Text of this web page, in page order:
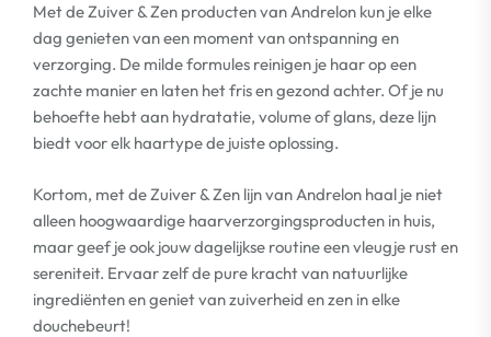
Met de Zuiver & Zen producten van Andrelon kun je elke
dag genieten van een moment van ontspanning en
verzorging. De milde formules reinigen je haar op een
zachte manier en laten het fris en gezond achter. Of je nu
behoefte hebt aan hydratatie, volume of glans, deze lijn
biedt voor elk haartype de juiste oplossing.
Kortom, met de Zuiver & Zen lijn van Andrelon haal je niet
alleen hoogwaardige haarverzorgingsproducten in huis,
maar geef je ook jouw dagelijkse routine een vleugje rust en
sereniteit. Ervaar zelf de pure kracht van natuurlijke
ingrediënten en geniet van zuiverheid en zen in elke
douchebeurt!